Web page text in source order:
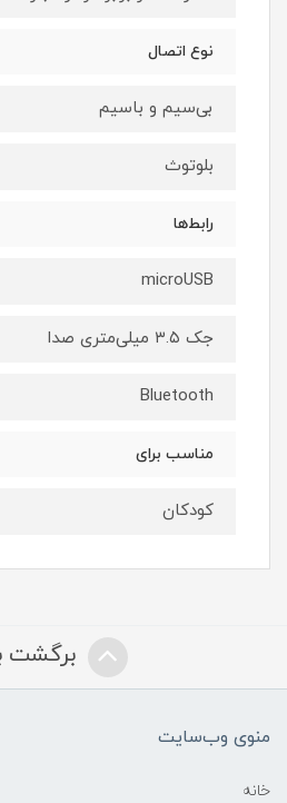
نوع اتصال
بی‌سیم و باسیم
بلوتوث
رابط‌ها
microUSB
جک ۳.۵ میلی‌متری صدا
Bluetooth
مناسب برای
کودکان
برگشت
منوی وب‌سایت
خانه